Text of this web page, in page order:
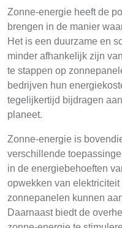
Zonne-energie heeft de
brengen in de manier
Het is een duurzame en
minder afhankelijk zijn
te stappen op
bedrijven hun
tegelijkertijd bijdragen
planeet.
Zonne-energie is
verschillende
in de energiebehoeften
opwekken van
zonnepanelen kunnen
Daarnaast biedt de